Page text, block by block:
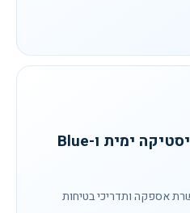
סדנת AI לספנות, לוגיסטיקה ימית ו-Blue
אספקה ותדריכי בטיחות